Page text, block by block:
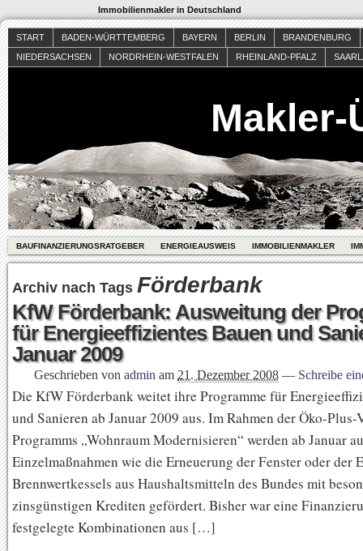
Immobilienmakler in Deutschland
START BADEN-WÜRTTEMBERG BAYERN BERLIN
BRANDENBURG
NIEDERSACHSEN
NORDRHEIN-WESTFALEN RHEINLAND-PFALZ
Makler-
BAUFINANZIERUNGSRATGEBER ENERGIEAUSWEIS IMMOBILIENMAKLER
Archiv nach Tags Förderbank
KfW Förderbank: Ausweitung der
für Energieeffizientes Bauen und
Januar 2009
Geschrieben von admin am 21. Dezember 2008 — Schreibe
Die KfW Förderbank weitet ihre Programme für
und Sanieren ab Januar 2009 aus. Im Rahmen der Öko-Plus-
Programms „Wohnraum Modernisieren“ werden ab Januar
Einzelmaßnahmen wie die Erneuerung der Fenster oder der
Brennwertkessels aus Haushaltsmitteln des Bundes mit
zinsgünstigen Krediten gefördert. Bisher war eine
festgelegte Kombinationen aus […]